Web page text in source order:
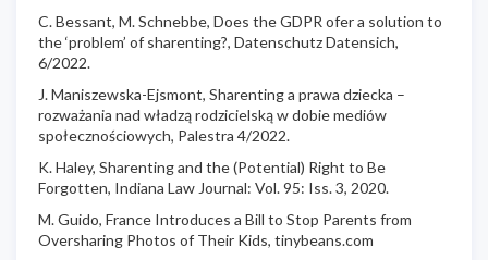
C. Bessant, M. Schnebbe, Does the GDPR ofer a solution to
the ‘problem’ of sharenting?, Datenschutz Datensich,
6/2022.
J. Maniszewska-Ejsmont, Sharenting a prawa dziecka –
rozważania nad władzą rodzicielską w dobie mediów
społecznościowych, Palestra 4/2022.
K. Haley, Sharenting and the (Potential) Right to Be
Forgotten, Indiana Law Journal: Vol. 95: Iss. 3, 2020.
M. Guido, France Introduces a Bill to Stop Parents from
Oversharing Photos of Their Kids, tinybeans.com